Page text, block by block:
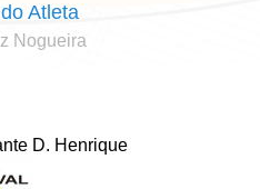
Atleta
Nogueira
D. Henrique